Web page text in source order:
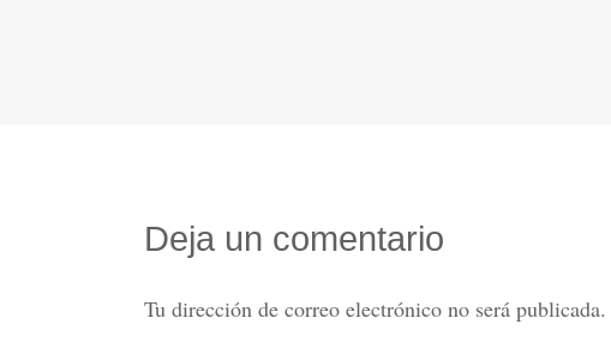
Deja un comentario
Tu dirección de correo electrónico no será publicada.